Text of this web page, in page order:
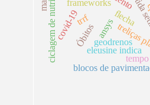
frameworks
treliças
trrf
Óbitos
covid-19
eleusine indica
ansysflecha
ciclagem de nutrientes
blocos de
geodrenos